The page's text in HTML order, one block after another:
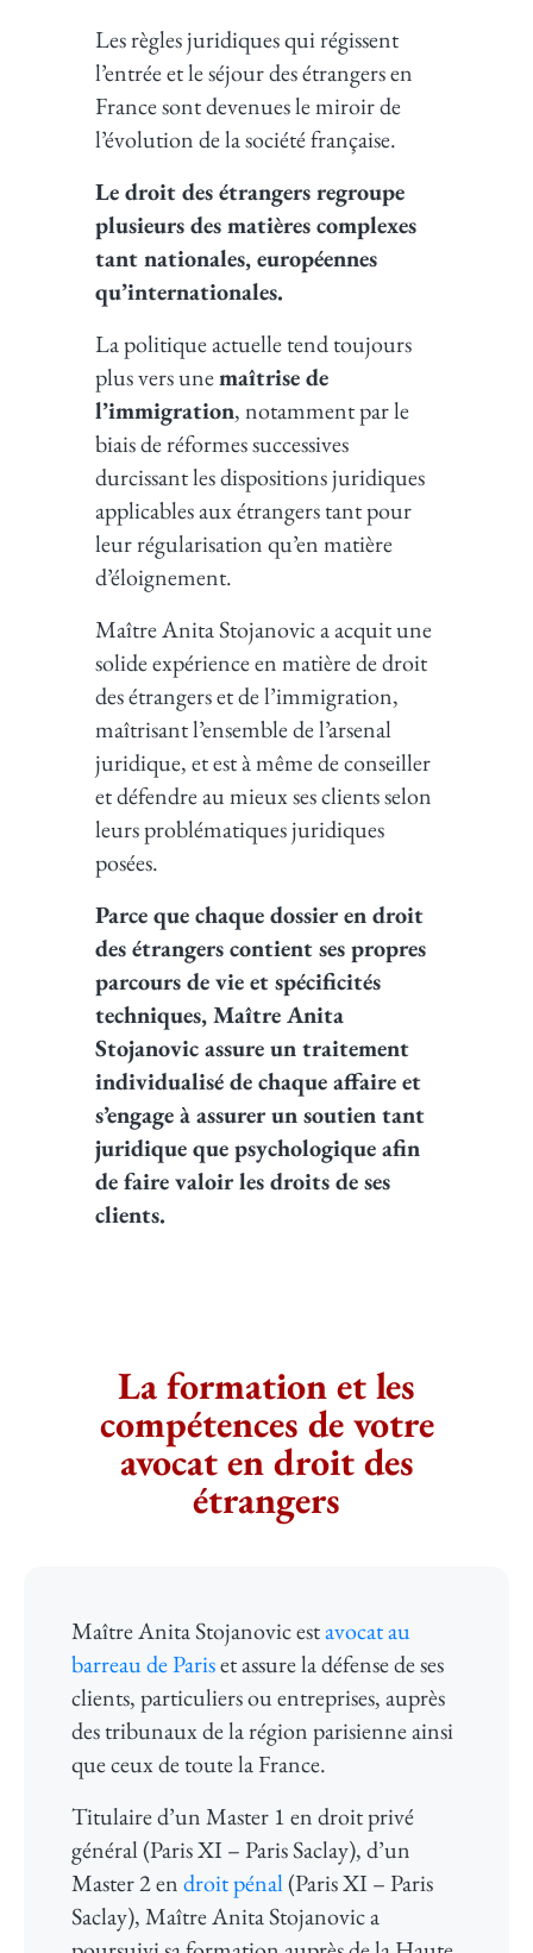
Les règles juridiques qui régissent
l’entrée et le séjour des étrangers en
France sont devenues le miroir de
l’évolution de la société française.
Le droit des étrangers regroupe
plusieurs des matières complexes
tant nationales, européennes
qu’internationales.
La politique actuelle tend toujours
plus vers unemaîtrise de
l’immigration, notamment par le
biais de réformes successives
durcissant les dispositions juridiques
applicables aux étrangers tant pour
leur régularisation qu’en matière
d’éloignement.
Maître Anita Stojanovic a acquit une
solide expérience en matière de droit
des étrangers et de l’immigration,
maîtrisant l’ensemble de l’arsenal
juridique, et est à même de conseiller
et défendre au mieux ses clients selon
leurs problématiques juridiques
posées.
Parce que chaque dossier en droit
des étrangers contient ses propres
parcours de vie et spécificités
techniques, Maître Anita
Stojanovic assure un traitement
individualisé de chaque affaire et
s’engage à assurer un soutien tant
juridique que psychologique afin
de faire valoir les droits de ses
clients.
La formation et les
compétences de votre
avocat en droit des
étrangers​
Maître Anita Stojanovic estavocat au
barreau de Pariset assure la défense de ses
clients, particuliers ou entreprises, auprès
des tribunaux de la région parisienne ainsi
que ceux de toute la France.
Titulaire d’un Master 1 en droit privé
général (Paris XI – Paris Saclay), d’un
Master 2 endroit pénal(Paris XI – Paris
Saclay), Maître Anita Stojanovic a